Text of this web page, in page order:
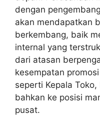
dengan
akan mendapatkan
berkembang, baik
internal yang
dari atasan
kesempatan
seperti Kepala
bahkan ke posisi
pusat.